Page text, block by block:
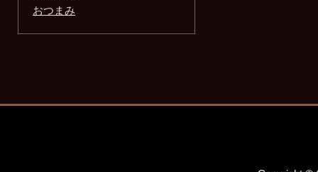
おつまみ